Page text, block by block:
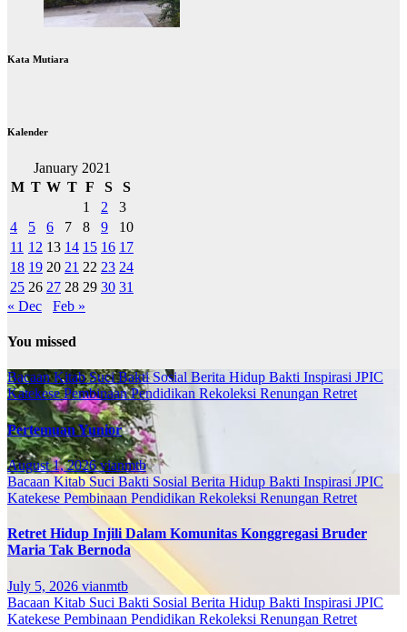
Kata Mutiara
Kalender
January 2021
M T W T F S
S
1
2
3
4
5 6 7 8 9
10
11 12 13 14 15 16 17
18 19 20 21 22 23 24
25 26 27 28 29 30 31
« Dec
Feb »
You missed
Bacaan Kitab SuciBakti Sosial Berita Hidup Bakti Inspirasi JPIC
KatekesePembinaanPendidikan Rekoleksi Renungan Retret
Pertemuan Yunior
August 1, 2026vianmtb
Bacaan Kitab Suci Bakti Sosial Berita Hidup Bakti Inspirasi JPIC
Katekese Pembinaan Pendidikan Rekoleksi Renungan Retret
Retret Hidup Injili Dalam Komunitas Konggregasi Bruder
Maria Tak Bernoda
July 5, 2026 vianmtb
Bacaan Kitab Suci Bakti Sosial Berita Hidup Bakti Inspirasi JPIC
Katekese Pembinaan Pendidikan Rekoleksi Renungan Retret